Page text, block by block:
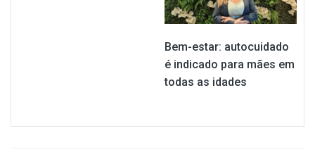
Bem-estar: autocuidado
é indicado para mães em
todas as idades